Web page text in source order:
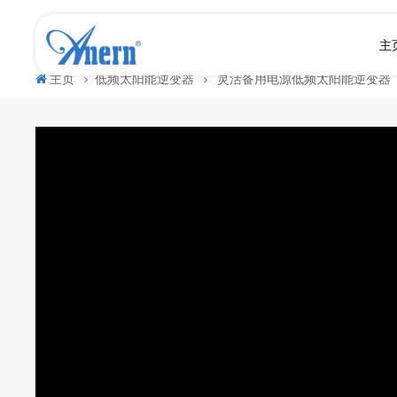
主
主页 低频太阳能逆变器 灵活备用电源低频太阳能逆变器